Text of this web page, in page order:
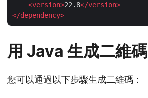
<version>22.8</version>
</dependency>
用 Java 生成二維碼
您可以通過以下步驟生成二維碼：